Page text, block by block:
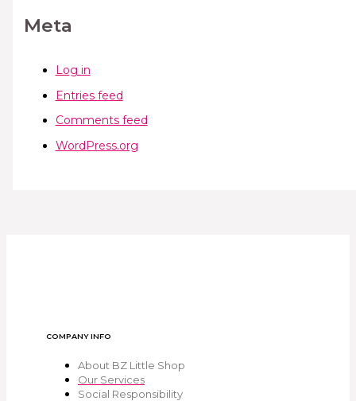
Meta
Log in
Entries feed
Comments feed
WordPress.org
COMPANY INFO
About BZ Little Shop
Our Services
Social Responsibility